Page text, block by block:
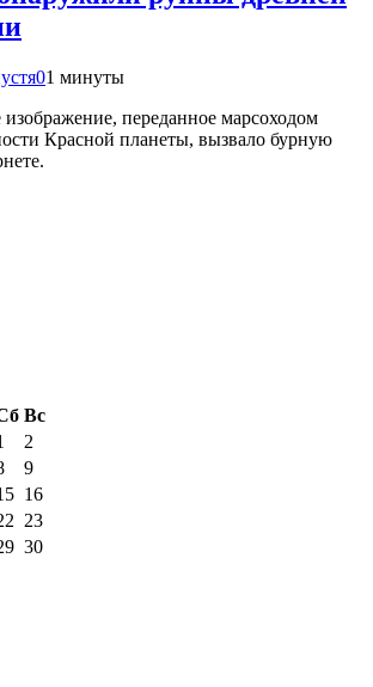
01 минуты
переданное марсоходом
Красной планеты, вызвало бурную
Вс
2
9
16
23
30